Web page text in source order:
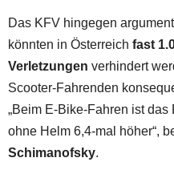
Das KFV hingegen
könnten in Österreich fast
Verletzungen verhindert
Scooter-Fahrenden
„Beim E-Bike-Fahren ist
ohne Helm 6,4-mal höher“,
Schimanofsky.